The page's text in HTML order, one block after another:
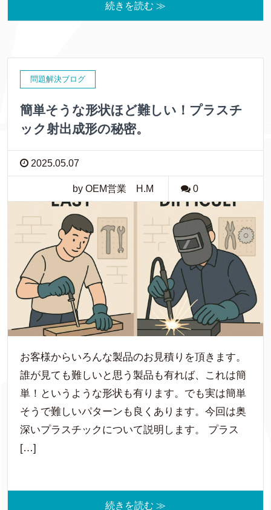
続きを読む ≫
問題解決ブログ
簡単そうな形状ほど難しい！プラスチ
ック射出成形の秘密。
2025.05.07
by OEM営業 H.M 0
お客様からいろんな製品のお見積りを頂きます。
誰が見ても難しいと思う製品も有れば、これは簡
単！というような形状も有ります。でも実は簡単
そうで難しいパターンも良くあります。今回は奥
深いプラスチックについて説明します。 プラス
[…]
続きを読む ≫